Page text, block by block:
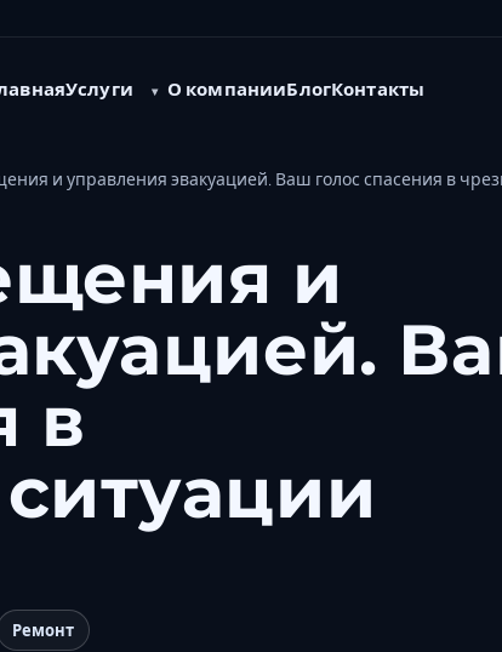
Услуги О компанииБлогКонтакты
и управления эвакуацией. Ваш голос спасения в
и
в
Ремонт